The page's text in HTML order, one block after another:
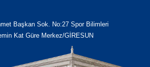
Başkan Sok. No:27 Spor Bilimleri
Kat Güre Merkez/GİRESUN